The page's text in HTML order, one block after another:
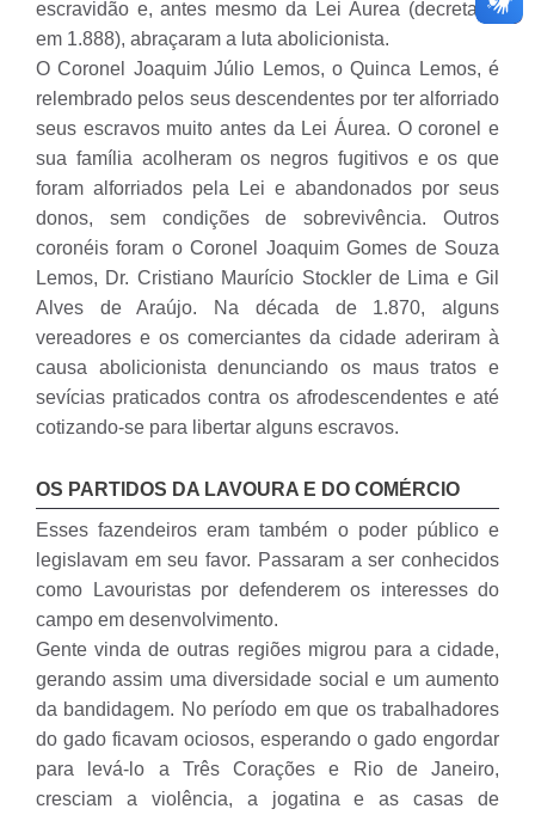
escravidão e, antes mesmo da Lei Áurea (decretada
em 1.888), abraçaram a luta abolicionista.
O Coronel Joaquim Júlio Lemos, o Quinca Lemos, é
relembrado pelos seus descendentes por ter alforriado
seus escravos muito antes da Lei Áurea. O coronel e
sua família acolheram os negros fugitivos e os que
foram alforriados pela Lei e abandonados por seus
donos, sem condições de sobrevivência. Outros
coronéis foram o Coronel Joaquim Gomes de Souza
Lemos, Dr. Cristiano Maurício Stockler de Lima e Gil
Alves de Araújo. Na década de 1.870, alguns
vereadores e os comerciantes da cidade aderiram à
causa abolicionista denunciando os maus tratos e
sevícias praticados contra os afrodescendentes e até
cotizando-se para libertar alguns escravos.
OS PARTIDOS DA LAVOURA E DO COMÉRCIO
Esses fazendeiros eram também o poder público e
legislavam em seu favor. Passaram a ser conhecidos
como Lavouristas por defenderem os interesses do
campo em desenvolvimento.
Gente vinda de outras regiões migrou para a cidade,
gerando assim uma diversidade social e um aumento
da bandidagem. No período em que os trabalhadores
do gado ficavam ociosos, esperando o gado engordar
para levá-lo a Três Corações e Rio de Janeiro,
cresciam a violência, a jogatina e as casas de